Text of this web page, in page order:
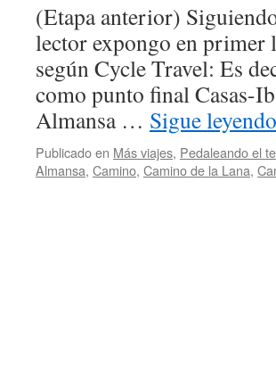
(Etapa anterior)
lector expongo en primer
según Cycle Travel: Es
como punto final Casas-
Almansa … Sigue leyendo
Publicado en Más viajes, Pedaleando el
Almansa, Camino, Camino de la Lana,